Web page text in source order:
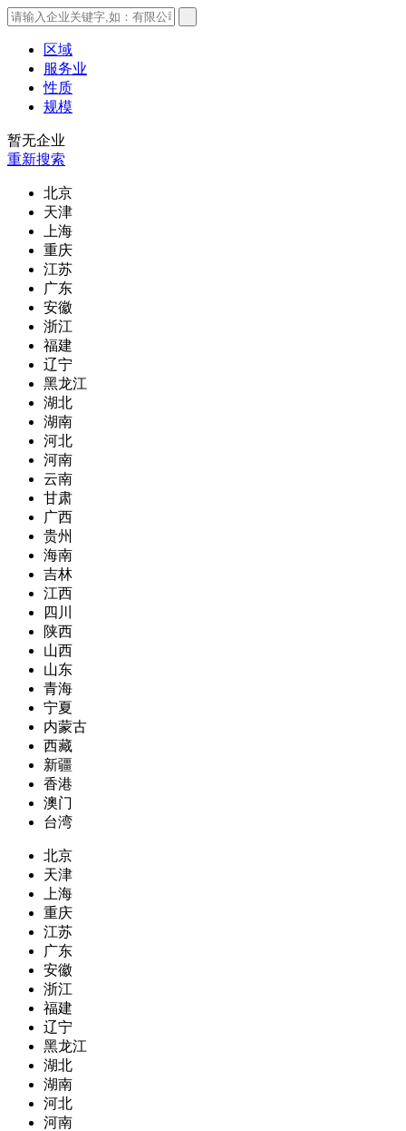
区域
服务业
性质
规模
暂无企业
重新搜索
北京
天津
上海
重庆
江苏
广东
安徽
浙江
福建
辽宁
黑龙江
湖北
湖南
河北
河南
云南
甘肃
广西
贵州
海南
吉林
江西
四川
陕西
山西
山东
青海
宁夏
内蒙古
西藏
新疆
香港
澳门
台湾
北京
天津
上海
重庆
江苏
广东
安徽
浙江
福建
辽宁
黑龙江
湖北
湖南
河北
河南